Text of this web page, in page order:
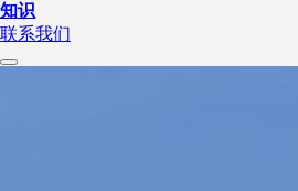
知识
联系我们